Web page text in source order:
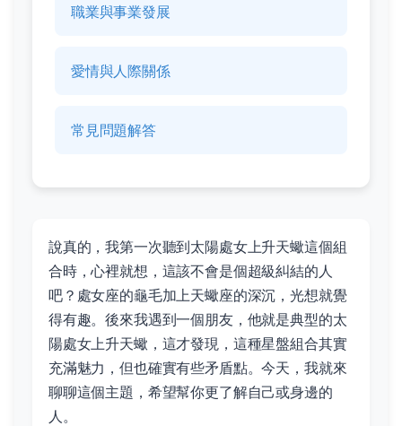
職業與事業發展
愛情與人際關係
常見問題解答
說真的，我第一次聽到太陽處女上升天蠍這個組
合時，心裡就想，這該不會是個超級糾結的人
吧？處女座的龜毛加上天蠍座的深沉，光想就覺
得有趣。後來我遇到一個朋友，他就是典型的太
陽處女上升天蠍，這才發現，這種星盤組合其實
充滿魅力，但也確實有些矛盾點。今天，我就來
聊聊這個主題，希望幫你更了解自己或身邊的
人。